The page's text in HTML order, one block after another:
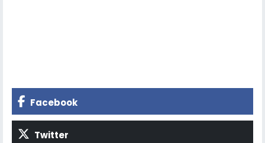
Facebook
Twitter